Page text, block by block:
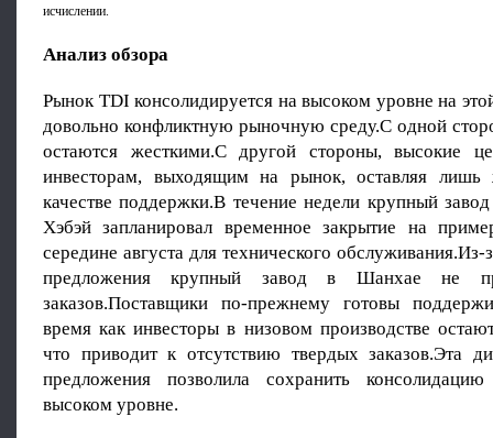
исчислении.
Анализ обзора
Рынок TDI консолидируется на высоком уровне на
довольно конфликтную рыночную среду.С одной
остаются жесткими.С другой стороны, высокие
инвесторам, выходящим на рынок, оставляя лишь
качестве поддержки.В течение недели крупный
Хэбэй запланировал временное закрытие на
середине августа для технического обслуживания.Из-
предложения крупный завод в Шанхае не
заказов.Поставщики по-прежнему готовы
время как инвесторы в низовом производстве
что приводит к отсутствию твердых заказов.Эта
предложения позволила сохранить
высоком уровне.